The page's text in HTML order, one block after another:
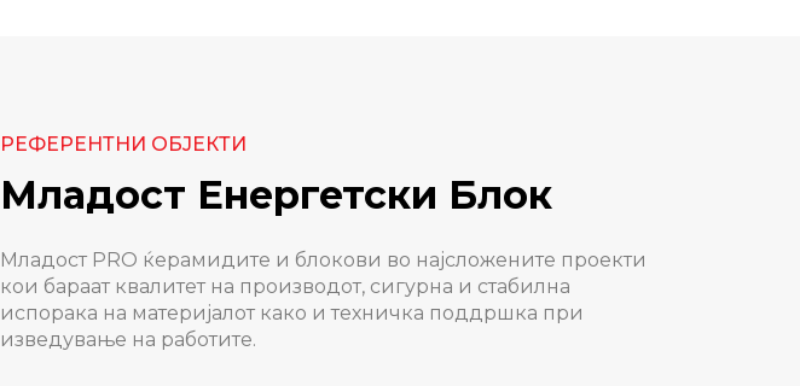
РЕФЕРЕНТНИ ОБЈЕКТИ
Младост Енергетски Блок
Младост PRO ќерамидите и блокови во најсложените проекти
кои бараат квалитет на производот, сигурна и стабилна
испорака на материјалот како и техничка поддршка при
изведување на работите.